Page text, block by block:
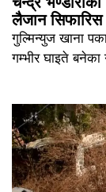
लैजान सिफारिस
गुल्मिन्युज खाना
गम्भीर घाइते बनेका